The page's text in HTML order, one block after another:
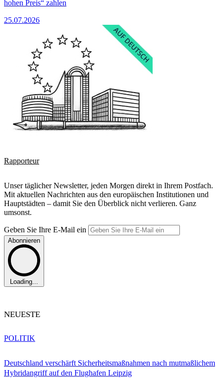
hohen Preis“ zahlen
25.07.2026
Rapporteur
Unser täglicher Newsletter, jeden Morgen direkt in Ihrem Postfach.
Mit aktuellen Nachrichten aus den europäischen Institutionen und
Hauptstädten – damit Sie den Überblick nicht verlieren. Ganz
umsonst.
Geben Sie Ihre E-Mail ein
Abonnieren
Loading...
NEUESTE
Deutschland verschärft Sicherheitsmaßnahmen nach mutmaßlichem
Hybridangriff auf den Flughafen Leipzig
POLITIK